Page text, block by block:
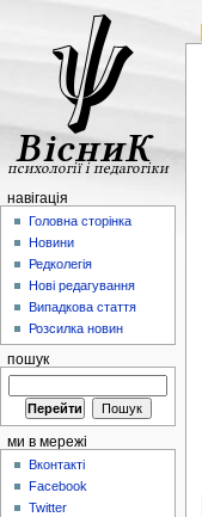
навігація
Головна сторінка
Новини
Редколегія
Нові редагування
Випадкова стаття
Розсилка новин
пошук
ми в мережі
Вконтакті
Facebook
Twitter